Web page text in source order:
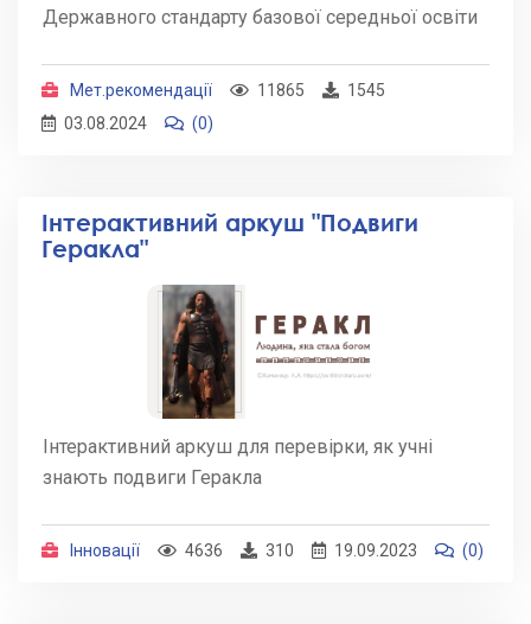
Державного стандарту базової середньої освіти
Мет.рекомендації 11865
1545
03.08.2024
(0)
Інтерактивний аркуш "Подвиги
Геракла"
Інтерактивний аркуш для перевірки, як учні
знають подвиги Геракла
Інновації 4636 310 19.09.2023 (0)